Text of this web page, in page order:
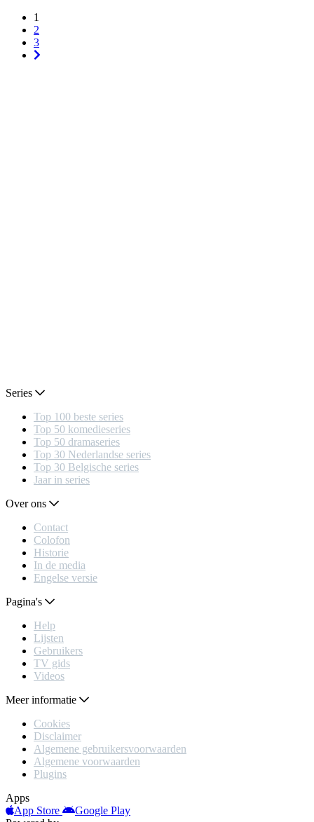
1
2
3
Series
Top 100 beste series
Top 50 komedieseries
Top 50 dramaseries
Top 30 Nederlandse series
Top 30 Belgische series
Jaar in series
Over ons
Contact
Colofon
Historie
In de media
Engelse versie
Pagina's
Help
Lijsten
Gebruikers
TV gids
Videos
Meer informatie
Cookies
Disclaimer
Algemene gebruikersvoorwaarden
Algemene voorwaarden
Plugins
Apps
App Store
Google Play